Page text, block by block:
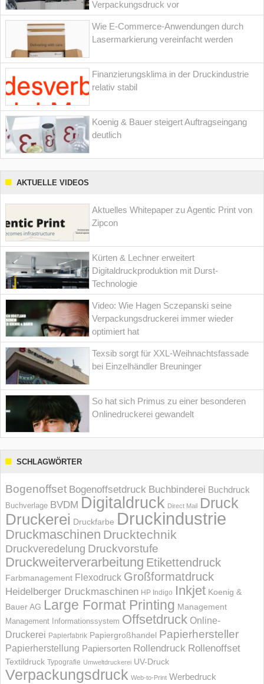
Verpackungsdruck vor
Wie E-Commerce-Anwendungen durch
Lasermarkierung vereinfacht werden
Finanzierungsklima in der Druckindustrie
relativ stabil
Koenig & Bauer steigert Auftragseingang
deutlich
AKTUELLE VIDEOS
Aktuelles Whitepaper zu Agentic Print von
Zipcon
Kürten & Lechner erweitert
Digitaldruckproduktion mit Durst-
Technologie
Video: Wie Hagen Sczepanski seine
Verpackungsdruckerei immer wieder
optimiert hat
Texsib sorgt für XXL-Weihnachtsfassade
bei Einzelhändler Breuninger
So hat sich Primus zu einer besonderen
Onlinedruckerei gewandelt
SCHLAGWÖRTER
Bogenoffset Bogenoffsetdruck Buchbinderei Buchdruck
Buchverlage BVDM Digitaldruck Direct Mail Druck
Druckerei Druckfarbe Druckindustrie
Druckmaschinen Drucktechnik
Druckveredelung Druckvorstufe
Druckweiterverarbeitung Etikettendruck
Farbmanagement Flexodruck Großformatdruck
Heidelberger Druckmaschinen HP Indigo Inkjet Koenig &
Bauer AG Large Format Printing Management
Management Informations­system Offsetdruck Online-
Druckerei Papierfabrik Papiergroßhandel Papierhersteller
Papierherstellung Papiersorten Rollendruck Rollenoffset
Textildruck Typografie Umweltdruckerei UV-Druck
Verpackungsdruck Web-to-Print Werbedruck